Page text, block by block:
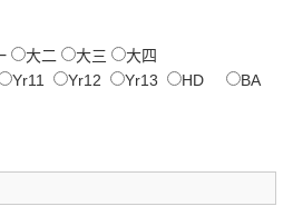
大二 大三
大四
Yr11 Yr12 Yr13 HD
BA